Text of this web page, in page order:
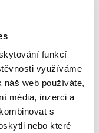
funkcí
využíváme
náš web používáte,
média, inzerci a
s
nebo které